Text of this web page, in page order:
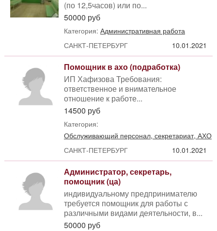
(по 12,5часов) или по...
50000 руб
Категория: Административная работа
САНКТ-ПЕТЕРБУРГ
10.01.2021
Помощник в ахо (подработка)
ИП Хафизова Требования:
ответственное и внимательное
отношение к работе...
14500 руб
Категория:
Обслуживающий персонал, секретариат, АХО
САНКТ-ПЕТЕРБУРГ
10.01.2021
Администратор, секретарь,
помощник (ца)
индивидуальному предпринимателю
требуется помощник для работы с
различными видами деятельности, в...
50000 руб